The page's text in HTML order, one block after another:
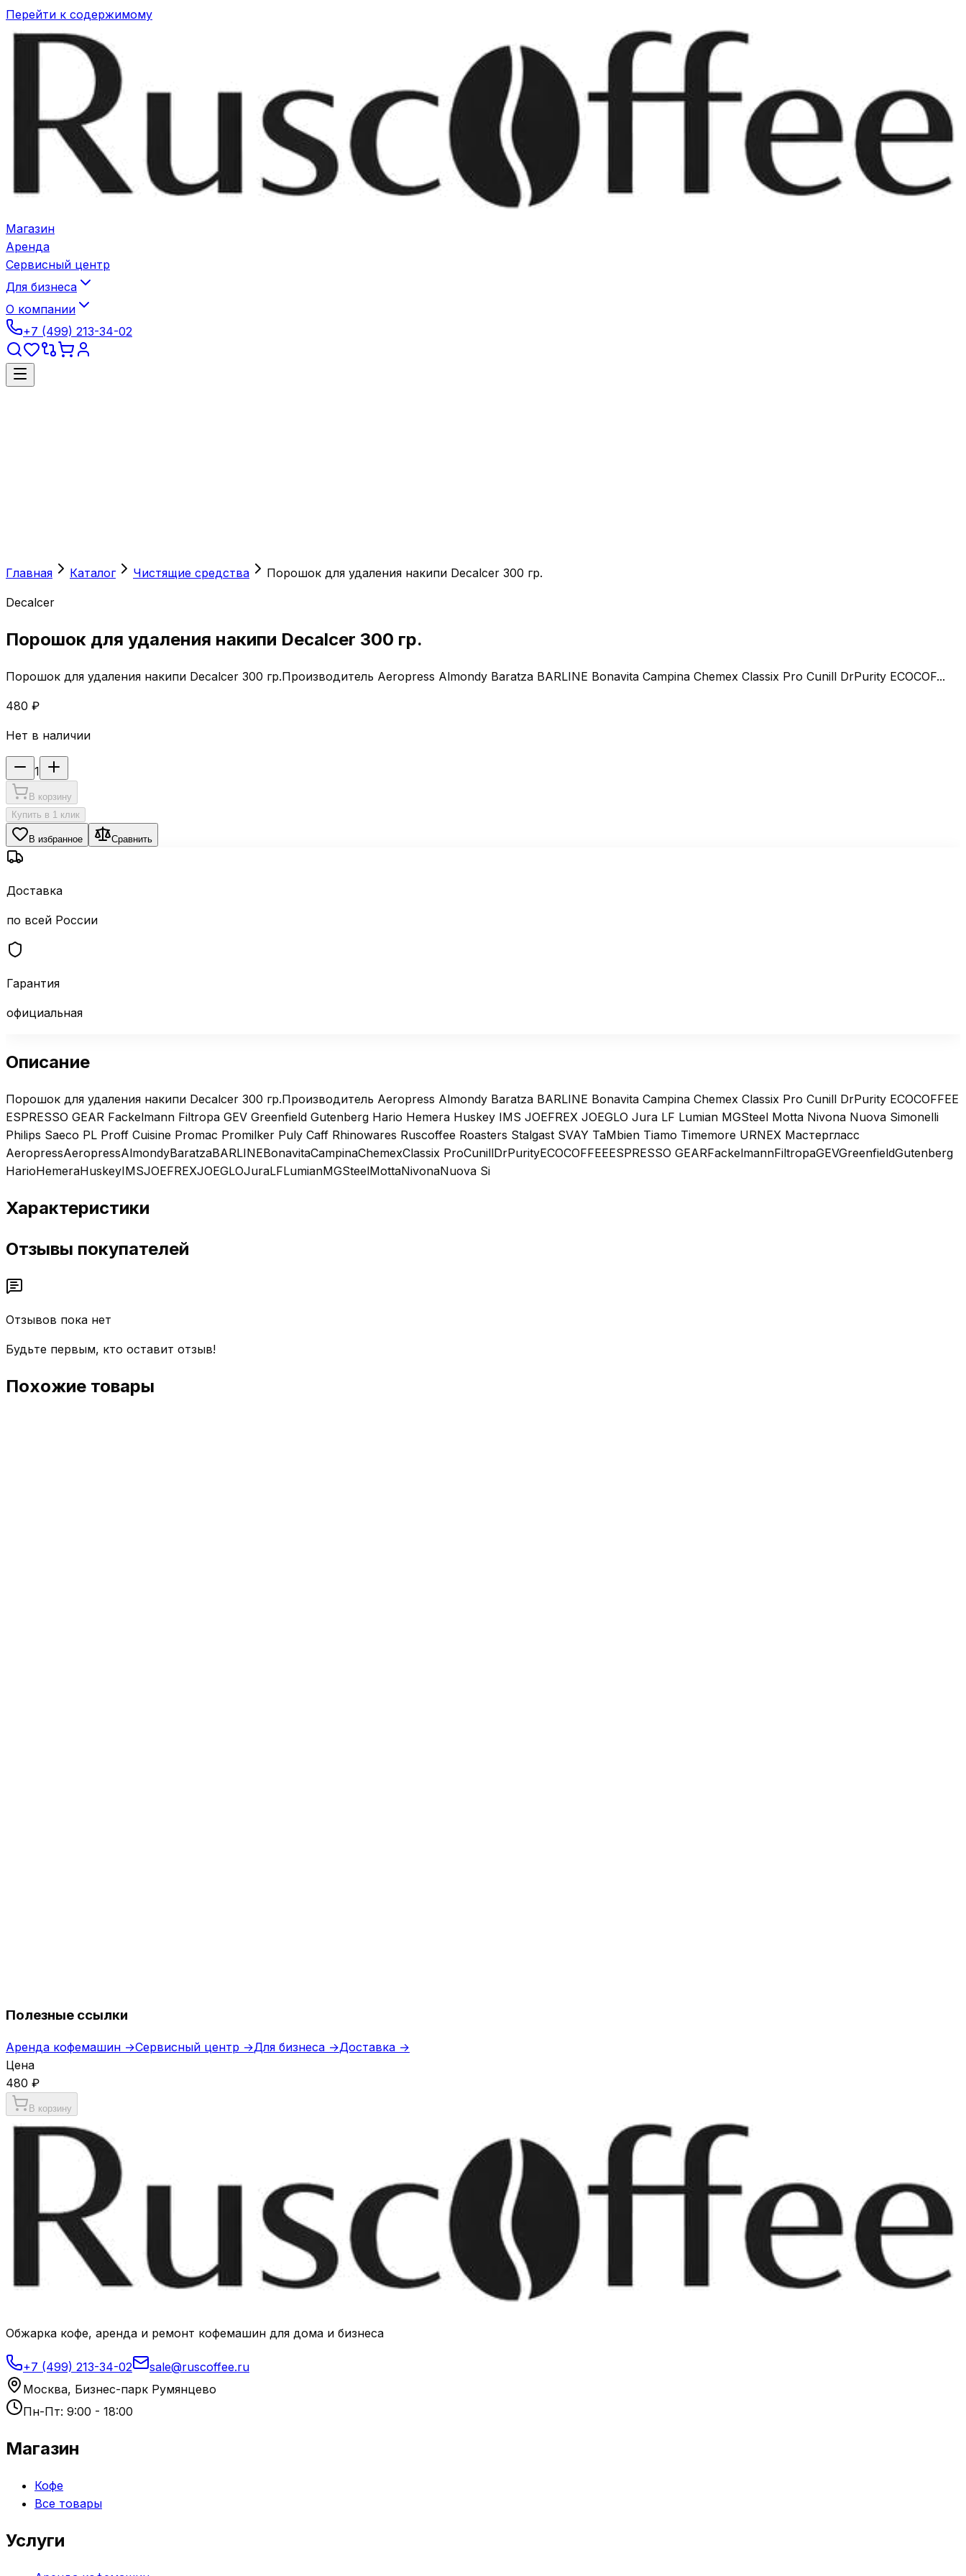
Перейти к содержимому
Магазин
Аренда
Сервисный центр
Для бизнеса
О компании
+7 (499) 213-34-02
Главная Каталог Чистящие средства Порошок для удаления накипи Decalcer 300 гр.
Decalcer
Порошок для удаления накипи Decalcer 300 гр.
Порошок для удаления накипи Decalcer 300 гр.Производитель Aeropress Almondy Baratza BARLINE Bonavita Campina Chemex Classix Pro Cunill DrPurity ECOCOF...
480 ₽
Нет в наличии
1
В корзину
Купить в 1 клик
В избранное Сравнить
Доставка
по всей России
Гарантия
официальная
Описание
Порошок для удаления накипи Decalcer 300 гр.Производитель Aeropress Almondy Baratza BARLINE Bonavita Campina Chemex Classix Pro Cunill DrPurity ECOCOFFEE
ESPRESSO GEAR Fackelmann Filtropa GEV Greenfield Gutenberg Hario Hemera Huskey IMS JOEFREX JOEGLO Jura LF Lumian MGSteel Motta Nivona Nuova Simonelli
Philips Saeco PL Proff Cuisine Promac Promilker Puly Caff Rhinowares Ruscoffee Roasters Stalgast SVAY TaMbien Tiamo Timemore URNEX Мастергласс
AeropressAeropressAlmondyBaratzaBARLINEBonavitaCampinaChemexClassix ProCunillDrPurityECOCOFFEEESPRESSO GEARFackelmannFiltropaGEVGreenfieldGutenberg
HarioHemeraHuskeyIMSJOEFREXJOEGLOJuraLFLumianMGSteelMottaNivonaNuova Si
Характеристики
Отзывы покупателей
Отзывов пока нет
Будьте первым, кто оставит отзыв!
Похожие товары
Полезные ссылки
Аренда кофемашин →Сервисный центр →Для бизнеса →Доставка →
Цена
480 ₽
В корзину
Обжарка кофе, аренда и ремонт кофемашин для дома и бизнеса
+7 (499) 213-34-02
sale@ruscoffee.ru
Москва, Бизнес-парк Румянцево
Пн-Пт: 9:00 - 18:00
Магазин
Кофе
Все товары
Услуги